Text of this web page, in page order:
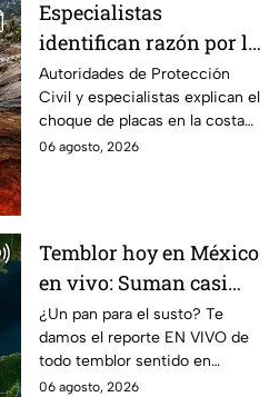
Especialistas
identifican razón por la
que tiembla tanto en
Guerrero
Autoridades de Protección
Civil y especialistas explican el
choque de placas en la costa
de Guerrero; ¿cuál es el sismo
06 agosto, 2026
Temblor hoy en México
en vivo: Suman casi
mil 500 réplicas del
sismo ocurrido en
Chiapas
¿Un pan para el susto? Te
damos el reporte EN VIVO de
todo temblor sentido en
México con epicentro,
06 agosto, 2026